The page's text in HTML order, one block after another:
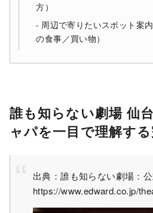
方）
周辺で寄りたいスポット案
の食事／買い物）
誰も知らない劇場 仙
ャパを一目で理解す
出典：誰も知らない劇場：公
https://www.edward.co.jp/